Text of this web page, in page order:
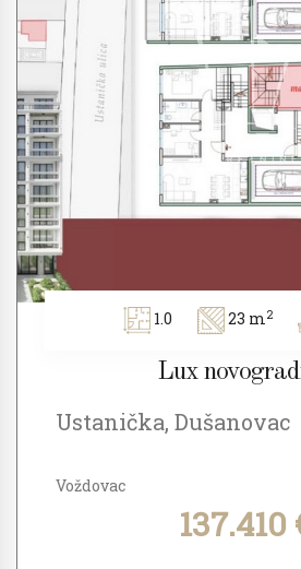
1.0 23 m2
Lux
Ustanička, Dušanovac
Voždovac
137.410